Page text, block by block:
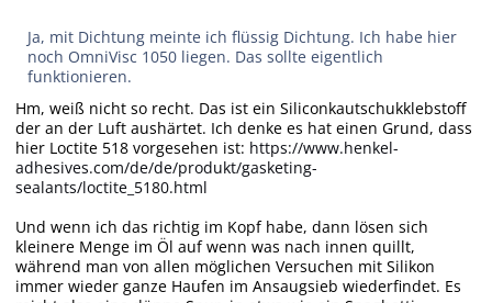
Ja, mit Dichtung meinte ich flüssig Dichtung. Ich habe hier
noch OmniVisc 1050 liegen. Das sollte eigentlich
funktionieren.
Hm, weiß nicht so recht. Das ist ein Siliconkautschukklebstoff
der an der Luft aushärtet. Ich denke es hat einen Grund, dass
hier Loctite 518 vorgesehen ist: https://www.henkel-
adhesives.com/de/de/produkt/gasketing-
sealants/loctite_5180.html
Und wenn ich das richtig im Kopf habe, dann lösen sich
kleinere Menge im Öl auf wenn was nach innen quillt,
während man von allen möglichen Versuchen mit Silikon
immer wieder ganze Haufen im Ansaugsieb wiederfindet. Es